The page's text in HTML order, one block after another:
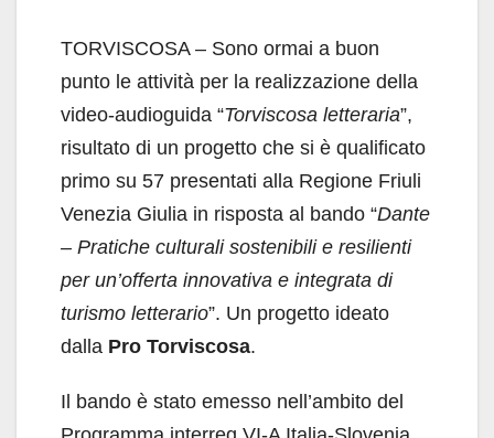
TORVISCOSA – Sono ormai a buon
punto le attività per la realizzazione della
video-audioguida “Torviscosa letteraria”,
risultato di un progetto che si è qualificato
primo su 57 presentati alla Regione Friuli
Venezia Giulia in risposta al bando “Dante
– Pratiche culturali sostenibili e resilienti
per un’offerta innovativa e integrata di
turismo letterario”. Un progetto ideato
dalla Pro Torviscosa.
Il bando è stato emesso nell’ambito del